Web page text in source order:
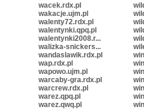
wacek.rdx.pl
wakacje.ujm.pl
walenty72.rdx.pl
walentynki.qpq.pl
walentynki2008.r...
walizka-snickers...
wandaslawik.rdx.pl
wap.rdx.pl
wapowo.ujm.pl
warcaby-gra.rdx.pl
warcrew.rdx.pl
warez.qpq.pl
warez.qwq.pl